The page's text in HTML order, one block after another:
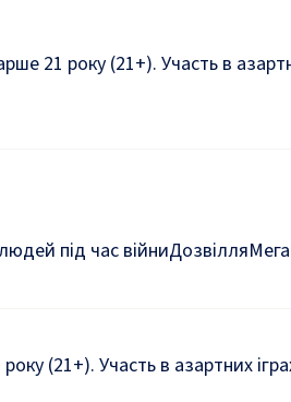
21 року (21+). Участь в
під час війниДозвілля
(21+). Участь в азартних